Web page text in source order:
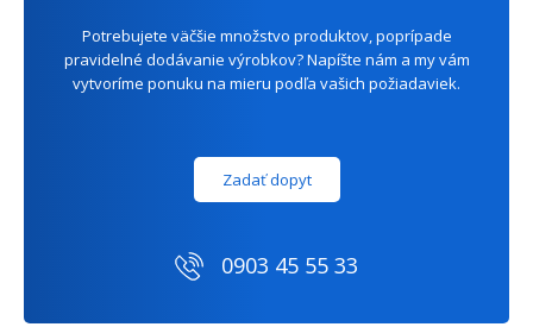
Potrebujete väčšie množstvo produktov, poprípade
pravidelné dodávanie výrobkov? Napíšte nám a my vám
vytvoríme ponuku na mieru podľa vašich požiadaviek.
Zadať dopyt
0903 45 55 33